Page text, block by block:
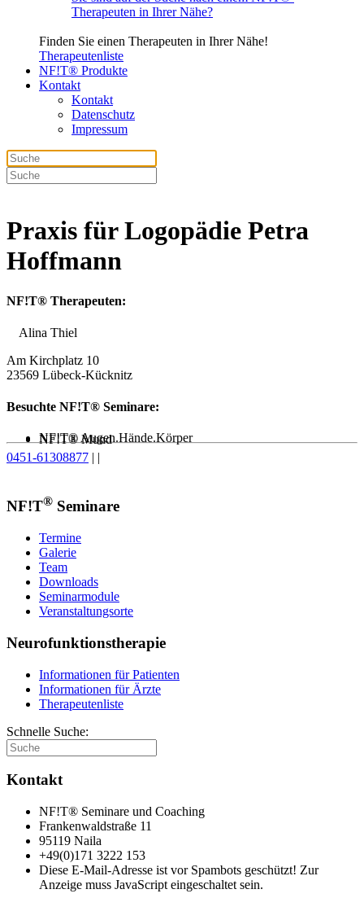
Therapeuten in Ihrer Nähe?
Finden Sie einen Therapeuten in Ihrer Nähe!
Therapeutenliste
NF!T® Produkte
Kontakt
Kontakt
Datenschutz
Impressum
Praxis für Logopädie Petra
Hoffmann
NF!T® Therapeuten:
Alina Thiel
Am Kirchplatz 10
23569 Lübeck-Kücknitz
Besuchte NF!T® Seminare:
NF!T® Mund
NF!T® Augen.Hände.Körper
0451-61308877 | |
NF!T® Seminare
Termine
Galerie
Team
Downloads
Seminarmodule
Veranstaltungsorte
Neurofunktionstherapie
Informationen für Patienten
Informationen für Ärzte
Therapeutenliste
Schnelle Suche:
Kontakt
NF!T® Seminare und Coaching
Frankenwaldstraße 11
95119 Naila
+49(0)171 3222 153
Diese E-Mail-Adresse ist vor Spambots geschützt! Zur
Anzeige muss JavaScript eingeschaltet sein.